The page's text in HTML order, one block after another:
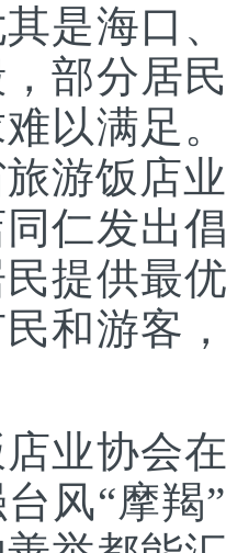
是海口
部分居
以满足
游饭店
仁发出
提供最
和游客
业协会
风“摩